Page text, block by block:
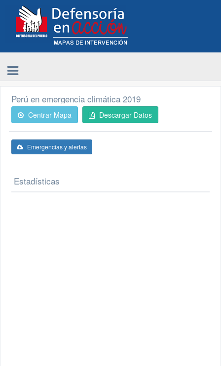
Perú en emergencia climática 2019
Centrar Mapa Descargar Datos
Emergencias y alertas
Estadísticas